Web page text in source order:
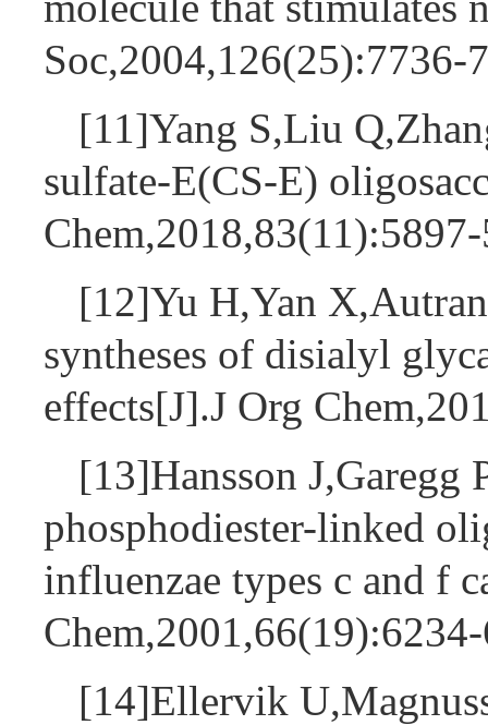
Soc,2004,126(25):7736-
[11]Yang S,Liu
sulfate-E(CS-E)
[12]Yu H,Yan
syntheses of disialyl
effects[J].J Org
[13]Hansson J,Garegg
phosphodiester-linked
influenzae types c and f
[14]Ellervik